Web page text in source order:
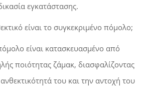
εγκατάστασης.
είναι το συγκεκριμένο πόμολο;
είναι κατασκευασμένο από
ποιότητας ζάμακ, διασφαλίζοντας
του και την αντοχή του